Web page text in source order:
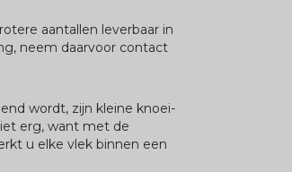
aantallen leverbaar in
neem daarvoor contact
wordt, zijn kleine knoei-
erg, want met de
u elke vlek binnen een